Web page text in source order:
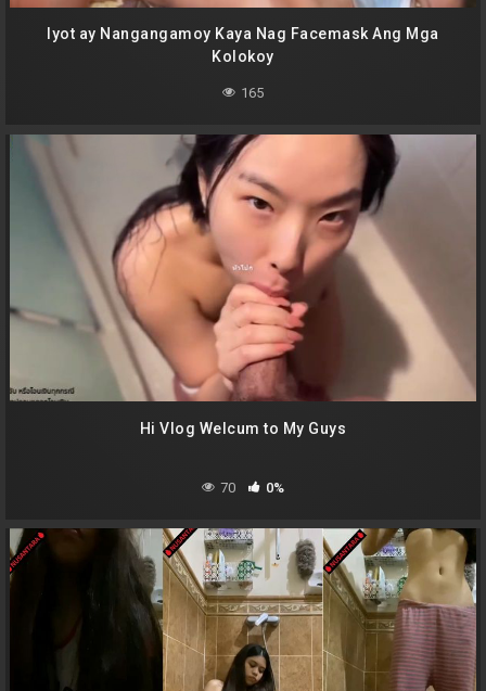
Iyot ay Nangangamoy Kaya Nag Facemask Ang Mga
Kolokoy
165
Hi Vlog Welcum to My Guys
70 0%